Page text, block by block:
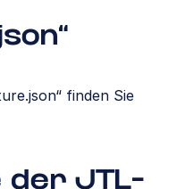
finden Sie
der JTL-